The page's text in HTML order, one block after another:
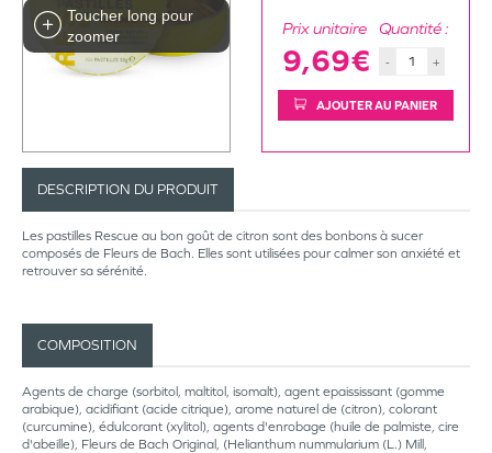
Toucher long pour
zoomer
Prix unitaire
9,69€
Quantité :
- +
AJOUTER AU PANIER
DESCRIPTION DU PRODUIT
Les pastilles Rescue au bon goût de citron sont des bonbons à sucer
composés de Fleurs de Bach. Elles sont utilisées pour calmer son anxiété et
retrouver sa sérénité.
COMPOSITION
Agents de charge (sorbitol, maltitol, isomalt), agent epaississant (gomme
arabique), acidifiant (acide citrique), arome naturel de (citron), colorant
(curcumine), édulcorant (xylitol), agents d'enrobage (huile de palmiste, cire
d'abeille), Fleurs de Bach Original, (Helianthum nummularium (L.) Mill,